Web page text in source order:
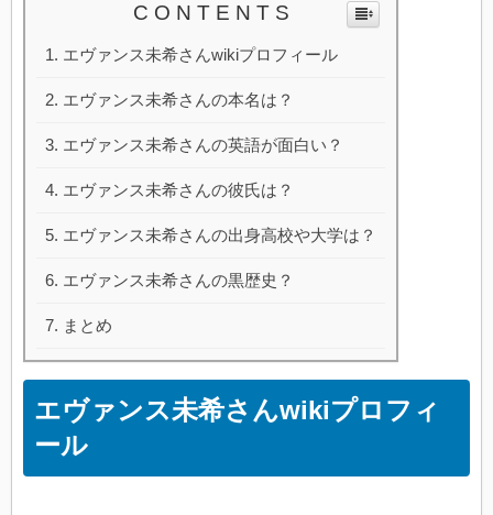
C O N T E N T S
エヴァンス未希さんwikiプロフィール
エヴァンス未希さんの本名は？
エヴァンス未希さんの英語が面白い？
エヴァンス未希さんの彼氏は？
エヴァンス未希さんの出身高校や大学は？
エヴァンス未希さんの黒歴史？
まとめ
エヴァンス未希さんwikiプロフィ
ール